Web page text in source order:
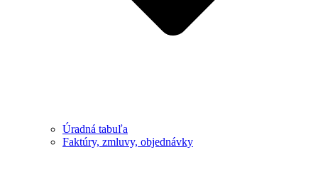
Úradná tabuľa
Faktúry, zmluvy, objednávky